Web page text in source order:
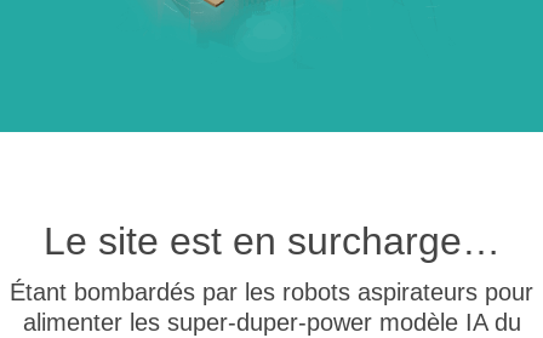
Le site est en surcharge…
Étant bombardés par les robots aspirateurs pour
alimenter les super-duper-power modèle IA du